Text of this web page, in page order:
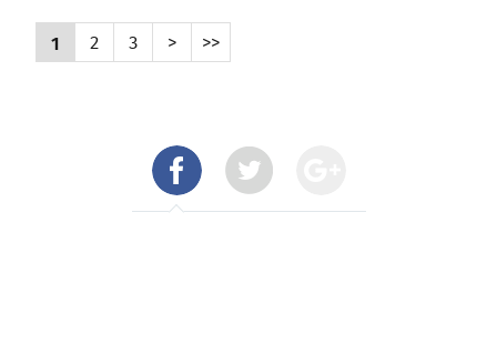
1 2 3 > >>